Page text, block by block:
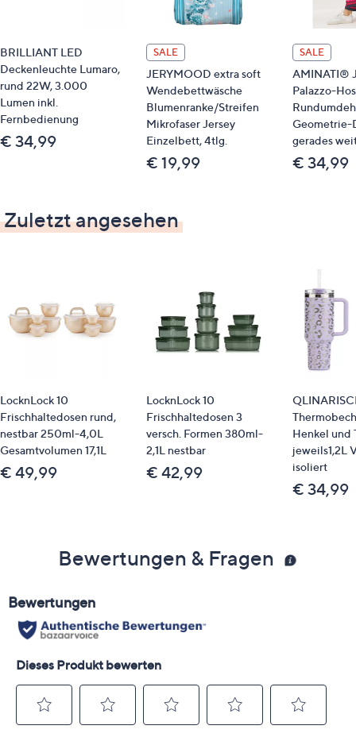
BRILLIANT LED
Deckenleuchte Lumaro,
rund 22W, 3.000
Lumen inkl.
Fernbedienung
€ 34,99
SALE
JERYMOOD extra soft
Wendebettwäsche
Blumenranke/Streifen
Mikrofaser Jersey
Einzelbett, 4tlg.
€ 19,99
SALE
AMINATI®
Palazzo-
Geometrie-
gerades
€ 34,99
Zuletzt angesehen
LocknLock 10
Frischhaltedosen rund,
nestbar 250ml-4,0L
Gesamtvolumen 17,1L
€ 49,99
LocknLock 10
Frischhaltedosen 3
versch. Formen 380ml-
2,1L nestbar
€ 42,99
Henkel und
jeweils1,2L
isoliert
€ 34,99
Bewertungen & Fragen